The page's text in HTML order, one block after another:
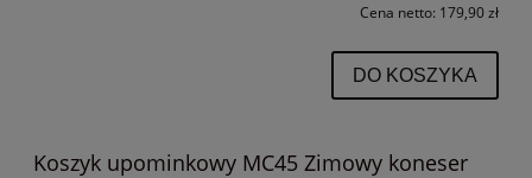
Cena netto: 179,90 zł
DO KOSZYKA
Koszyk upominkowy MC45 Zimowy koneser